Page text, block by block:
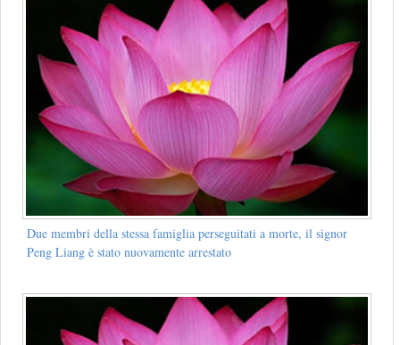
Due membri della stessa famiglia perseguitati a morte, il signor
Peng Liang è stato nuovamente arrestato